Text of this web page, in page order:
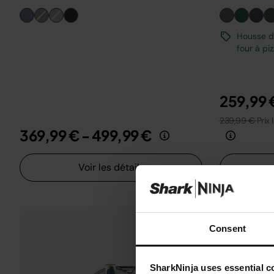
Consent
SharkNinja uses essential
369,99 € - 499,99 €
Voir les détails
Housse
four à
259,99
239,99 €Prix